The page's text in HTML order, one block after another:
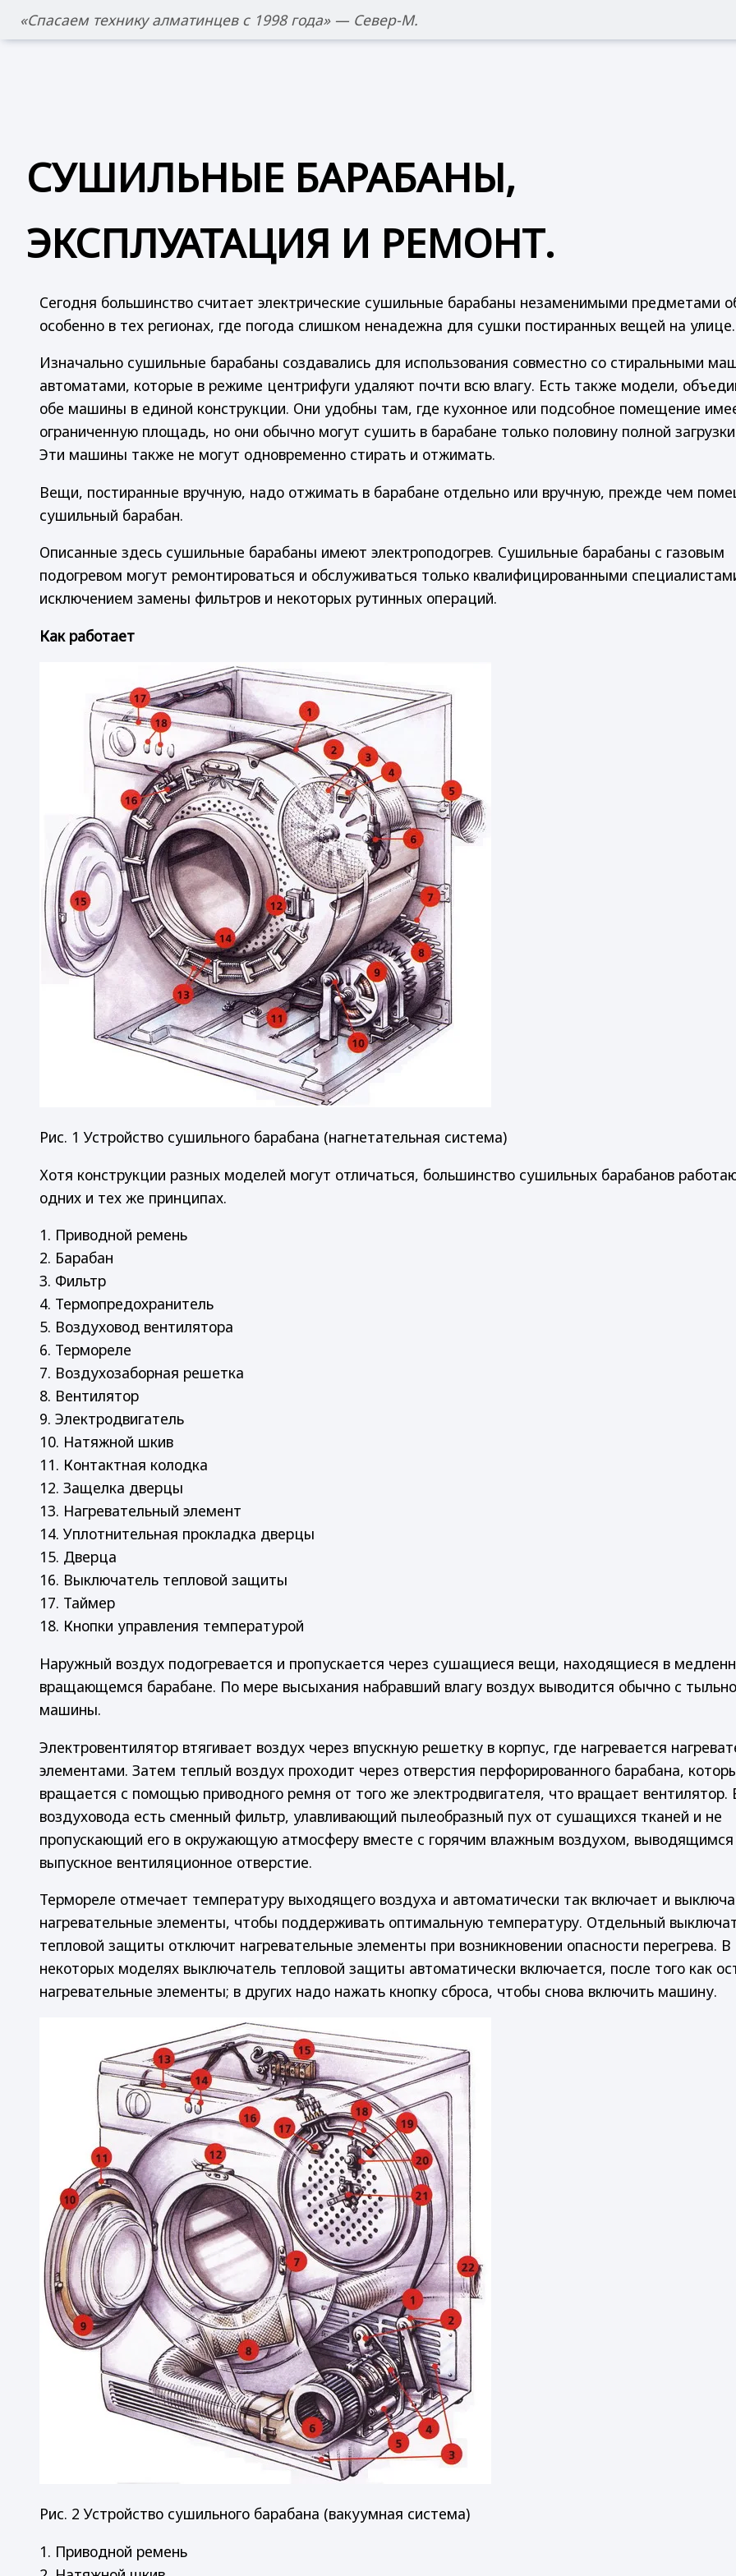
Спасаем технику алматинцев с 1998 года — Север-М.
СУШИЛЬНЫЕ БАРАБАНЫ,
ЭКСПЛУАТАЦИЯ И РЕМОНТ.
Сегодня большинство считает электрические сушильные барабаны незаменимыми предметами
особенно в тех регионах, где погода слишком ненадежна для сушки постиранных вещей на улице.
Изначально сушильные барабаны создавались для использования совместно со стиральными
автоматами, которые в режиме центрифуги удаляют почти всю влагу. Есть также модели,
обе машины в единой конструкции. Они удобны там, где кухонное или подсобное помещение
ограниченную площадь, но они обычно могут сушить в барабане только половину полной
Эти машины также не могут одновременно стирать и отжимать.
Вещи, постиранные вручную, надо отжимать в барабане отдельно или вручную, прежде чем
сушильный барабан.
Описанные здесь сушильные барабаны имеют электроподогрев. Сушильные барабаны с газовым
подогревом могут ремонтироваться и обслуживаться только квалифицированными
исключением замены фильтров и некоторых рутинных операций.
Как работает
Рис. 1 Устройство сушильного барабана (нагнетательная система)
Хотя конструкции разных моделей могут отличаться, большинство сушильных барабанов
одних и тех же принципах.
1. Приводной ремень
2. Барабан
3. Фильтр
4. Термопредохранитель
5. Воздуховод вентилятора
6. Термореле
7. Воздухозаборная решетка
8. Вентилятор
9. Электродвигатель
10. Натяжной шкив
11. Контактная колодка
12. Защелка дверцы
13. Нагревательный элемент
14. Уплотнительная прокладка дверцы
15. Дверца
16. Выключатель тепловой защиты
17. Таймер
18. Кнопки управления температурой
Наружный воздух подогревается и пропускается через сушащиеся вещи, находящиеся в
вращающемся барабане. По мере высыхания набравший влагу воздух выводится обычно с
машины.
Электровентилятор втягивает воздух через впускную решетку в корпус, где нагревается
элементами. Затем теплый воздух проходит через отверстия перфорированного барабана,
вращается с помощью приводного ремня от того же электродвигателя, что вращает вентилятор.
воздуховода есть сменный фильтр, улавливающий пылеобразный пух от сушащихся тканей и не
пропускающий его в окружающую атмосферу вместе с горячим влажным воздухом, выводящимся
выпускное вентиляционное отверстие.
Термореле отмечает температуру выходящего воздуха и автоматически так включает и
нагревательные элементы, чтобы поддерживать оптимальную температуру. Отдельный
тепловой защиты отключит нагревательные элементы при возникновении опасности перегрева. В
некоторых моделях выключатель тепловой защиты автоматически включается, после того как
нагревательные элементы; в других надо нажать кнопку сброса, чтобы снова включить машину.
Рис. 2 Устройство сушильного барабана (вакуумная система)
1. Приводной ремень